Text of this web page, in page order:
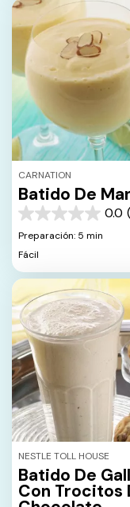
CARNATION
Batido De
0.0
0.0
de
estrellas.
Preparación: 5 min
Fácil
NESTLE TOLL HOUSE
Batido De
Con Trocitos